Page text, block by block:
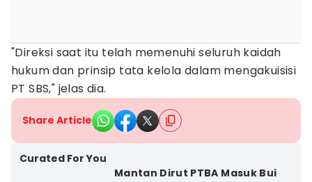
"Direksi saat itu telah memenuhi seluruh kaidah
hukum dan prinsip tata kelola dalam mengakuisisi
PT SBS," jelas dia.
Share Article
Curated For You
Mantan Dirut PTBA Masuk Bui